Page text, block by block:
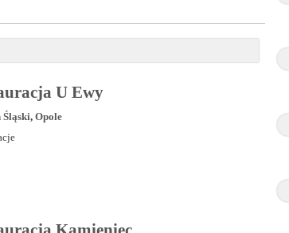
U Ewy
Śląski, Opole